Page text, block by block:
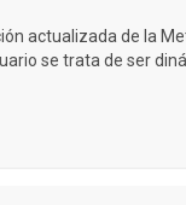
actualizada de la
se trata de ser